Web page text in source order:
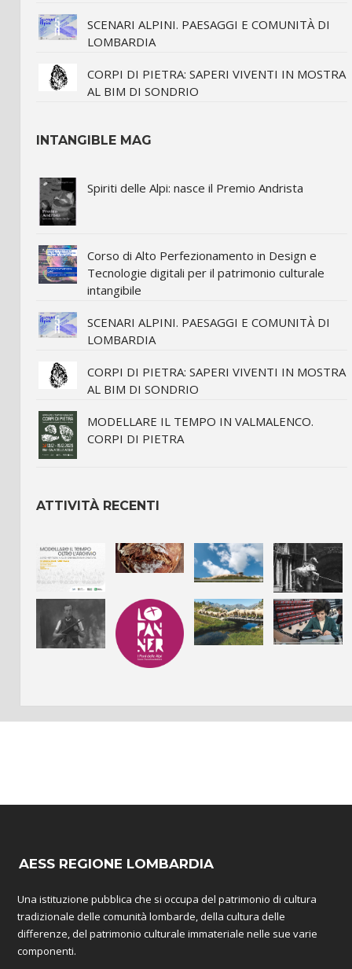
SCENARI ALPINI. PAESAGGI E COMUNITÀ DI
LOMBARDIA
CORPI DI PIETRA: SAPERI VIVENTI IN MOSTRA
AL BIM DI SONDRIO
INTANGIBLE MAG
Spiriti delle Alpi: nasce il Premio Andrista
Corso di Alto Perfezionamento in Design e
Tecnologie digitali per il patrimonio culturale
intangibile
SCENARI ALPINI. PAESAGGI E COMUNITÀ DI
LOMBARDIA
CORPI DI PIETRA: SAPERI VIVENTI IN MOSTRA
AL BIM DI SONDRIO
MODELLARE IL TEMPO IN VALMALENCO.
CORPI DI PIETRA
ATTIVITÀ RECENTI
AESS REGIONE LOMBARDIA
Una istituzione pubblica che si occupa del patrimonio di cultura
tradizionale delle comunità lombarde, della cultura delle
differenze, del patrimonio culturale immateriale nelle sue varie
componenti.